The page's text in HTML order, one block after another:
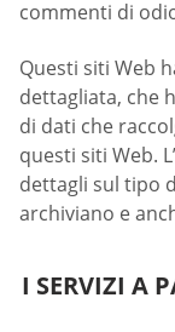
commenti di
Questi siti Web
dettagliata, che
di dati che
questi siti Web.
dettagli sul tipo
archiviano e
I SERVIZI A